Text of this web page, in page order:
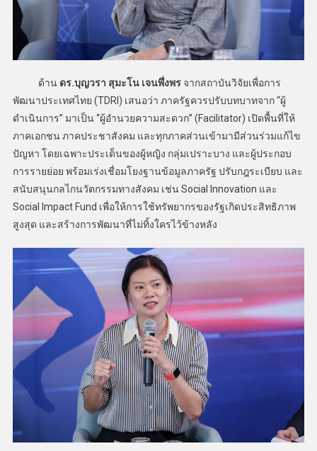
ด้าน ดร.บุญวรา สุมะโน เจนพึ่งพรจากสถาบันวิจัยเพื่อการ
พัฒนาประเทศไทย (TDRI) เสนอว่า ภาครัฐควรปรับบทบาทจาก “ผู้
ดำเนินการ” มาเป็น “ผู้อำนวยความสะดวก” (Facilitator) เปิดพื้นที่ให้
ภาคเอกชน ภาคประชาสังคม และทุกภาคส่วนเข้ามามีส่วนร่วมแก้ไข
ปัญหา โดยเฉพาะประเด็นของผู้หญิง กลุ่มเปราะบาง และผู้ประกอบ
การรายย่อย พร้อมเร่งเชื่อมโยงฐานข้อมูลภาครัฐ ปรับกฎระเบียบ และ
สนับสนุนกลไกนวัตกรรมทางสังคม เช่น Social Innovation และ
Social Impact Fund เพื่อให้การใช้ทรัพยากรของรัฐเกิดประสิทธิภาพ
สูงสุด และสร้างการพัฒนาที่ไม่ทิ้งใครไว้ข้างหลัง